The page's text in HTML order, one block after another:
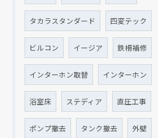
タカラスタンダード 四変テック
ビルコン イージア 鉄柵補修
インターホン取替 インターホン
浴室床 ステディア 直圧工事
ポンプ撤去 タンク撤去 外壁